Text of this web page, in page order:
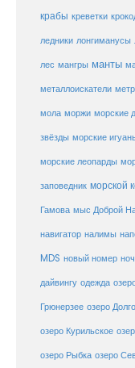
крабы креветки
ледники лонгиманусы
лес мангры манты
металлоискатели
мола моржи морские
звёзды морские
морские леопарды
заповедник морской
Гамова мыс Доброй
навигатор налимы
MDS новый номер
дайвингу одежда
Грюнерзее озеро
озеро Курильское
озеро Рыбка озеро